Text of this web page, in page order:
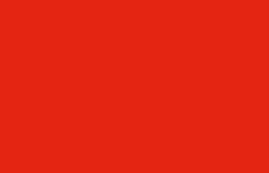
Instytut Badań Literackich PAN został
prowadzonych w Instytucie jest
polskiej, a także rozbudowane prace
dokumentacyjne, leksykograficzne